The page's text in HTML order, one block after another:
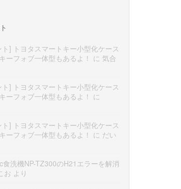
] トヨタスマートキー小型化ケース
ーフォブ一体型もあるよ！ に 気合
] トヨタスマートキー小型化ケース
ーフォブ一体型もあるよ！ に
] トヨタスマートキー小型化ケース
ーフォブ一体型もあるよ！ に だい
食洗機NP-TZ300のH21エラーを解消
お より